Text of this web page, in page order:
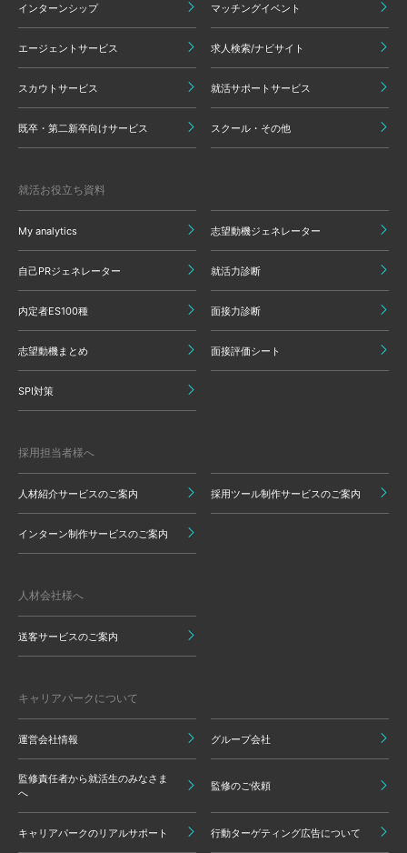
インターンシップ マッチングイベント
エージェントサービス 求人検索/ナビサイト
スカウトサービス 就活サポートサービス
既卒・第二新卒向けサービス スクール・その他
就活お役立ち資料
My analytics 志望動機ジェネレーター
自己PRジェネレーター 就活力診断
内定者ES100種 面接力診断
志望動機まとめ 面接評価シート
SPI対策
採用担当者様へ
人材紹介サービスのご案内 採用ツール制作サービスのご案内
インターン制作サービスのご案内
人材会社様へ
送客サービスのご案内
キャリアパークについて
運営会社情報 グループ会社
監修責任者から就活生のみなさま
へ
監修のご依頼
キャリアパークのリアルサポート 行動ターゲティング広告について